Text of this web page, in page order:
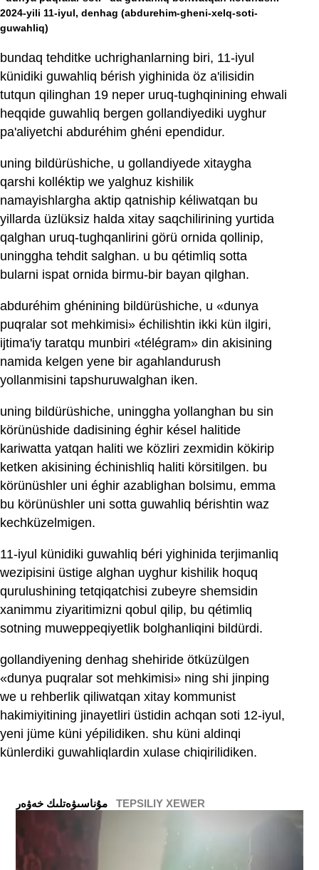
2024-yili 11-iyul, denhag (abdurehim-gheni-xelq-soti-
guwahliq)
bundaq tehditke uchrighanlarning biri, 11-iyul
künidiki guwahliq bérish yighinida öz a'ilisidin
tutqun qilinghan 19 neper uruq-tughqinining ehwali
heqqide guwahliq bergen gollandiyediki uyghur
pa'aliyetchi abduréhim ghéni ependidur.
uning bildürüshiche, u gollandiyede xitaygha
qarshi kolléktip we yalghuz kishilik
namayishlargha aktip qatniship kéliwatqan bu
yillarda üzlüksiz halda xitay saqchilirining yurtida
qalghan uruq-tughqanlirini görü ornida qollinip,
uninggha tehdit salghan. u bu qétimliq sotta
bularni ispat ornida birmu-bir bayan qilghan.
abduréhim ghénining bildürüshiche, u «dunya
puqralar sot mehkimisi» échilishtin ikki kün ilgiri,
ijtima'iy taratqu munbiri «télégram» din akisining
namida kelgen yene bir agahlandurush
yollanmisini tapshuruwalghan iken.
uning bildürüshiche, uninggha yollanghan bu sin
körünüshide dadisining éghir késel halitide
kariwatta yatqan haliti we közliri zexmidin kökirip
ketken akisining échinishliq haliti körsitilgen. bu
körünüshler uni éghir azablighan bolsimu, emma
bu körünüshler uni sotta guwahliq bérishtin waz
kechküzelmigen.
11-iyul künidiki guwahliq béri yighinida terjimanliq
wezipisini üstige alghan uyghur kishilik hoquq
qurulushining tetqiqatchisi zubeyre shemsidin
xanimmu ziyaritimizni qobul qilip, bu qétimliq
sotning muweppeqiyetlik bolghanliqini bildürdi.
gollandiyening denhag shehiride ötküzülgen
«dunya puqralar sot mehkimisi» ning shi jinping
we u rehberlik qiliwatqan xitay kommunist
hakimiyitining jinayetliri üstidin achqan soti 12-iyul,
yeni jüme küni yépilidiken. shu küni aldinqi
künlerdiki guwahliqlardin xulase chiqirilidiken.
TEPSILIY XEWER